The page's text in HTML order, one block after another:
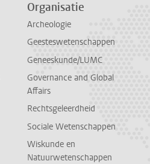
Organisatie
Archeologie
Geesteswetenschappen
Geneeskunde/LUMC
Governance and Global
Affairs
Rechtsgeleerdheid
Sociale Wetenschappen
Wiskunde en
Natuurwetenschappen